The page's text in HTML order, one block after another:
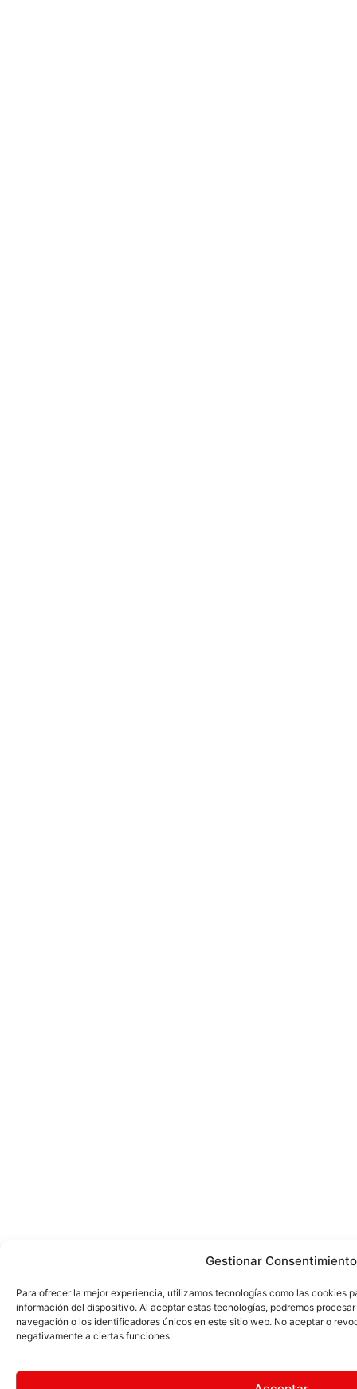
Gestionar Consentimiento
Para ofrecer la mejor experiencia, utilizamos tecnologías como las cookies
información del dispositivo. Al aceptar estas tecnologías, podremos
navegación o los identificadores únicos en este sitio web. No aceptar o
negativamente a ciertas funciones.